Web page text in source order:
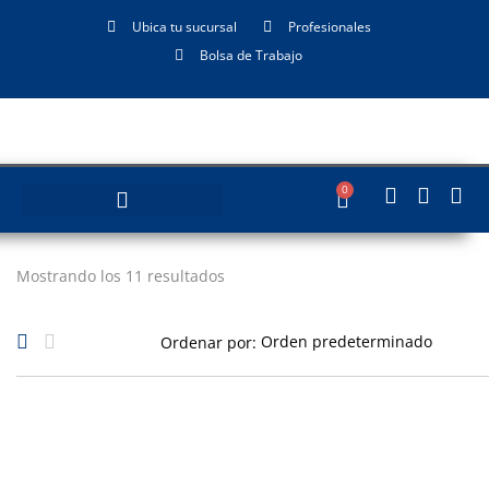
Ubica tu sucursal
Profesionales
Bolsa de Trabajo
0
Mostrando los 11 resultados
Ordenar por: